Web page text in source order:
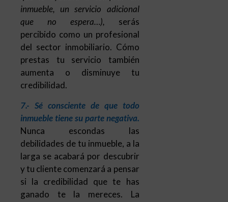
inmueble, un servicio adicional
que no espera…), serás
percibido como un profesional
del sector inmobiliario. Cómo
prestas tu servicio también
aumenta o disminuye tu
credibilidad.
7.- Sé consciente de que todo
inmueble tiene su parte negativa.
Nunca escondas las
debilidades de tu inmueble, a la
larga se acabará por descubrir
y tu cliente comenzará a pensar
si la credibilidad que te has
ganado te la mereces. La